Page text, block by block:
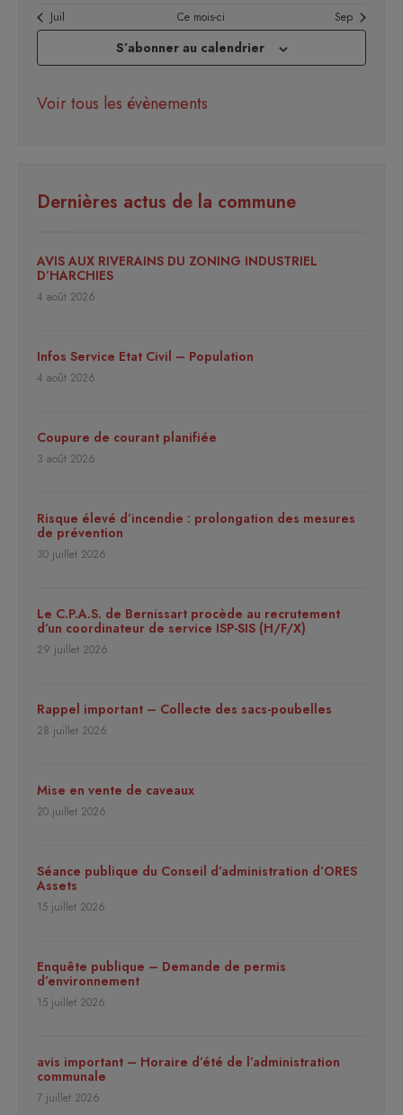
Juil Ce mois-ci Sep
S’abonner au calendrier
Voir tous les évènements
Dernières actus de la commune
AVIS AUX RIVERAINS DU ZONING INDUSTRIEL
D’HARCHIES
4 août 2026
Infos Service Etat Civil – Population
4 août 2026
Coupure de courant planifiée
3 août 2026
Risque élevé d’incendie : prolongation des mesures
de prévention
30 juillet 2026
Le C.P.A.S. de Bernissart procède au recrutement
d’un coordinateur de service ISP-SIS (H/F/X)
29 juillet 2026
Rappel important – Collecte des sacs-poubelles
28 juillet 2026
Mise en vente de caveaux
20 juillet 2026
Séance publique du Conseil d’administration d’ORES
Assets
15 juillet 2026
Enquête publique – Demande de permis
d’environnement
15 juillet 2026
avis important – Horaire d’été de l’administration
communale
7 juillet 2026